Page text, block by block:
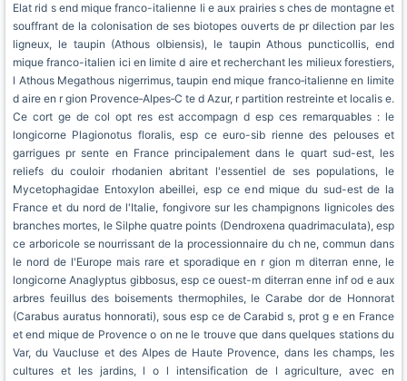
Elat rid s end mique franco-italienne li e aux prairies s ches de montagne et
souffrant de la colonisation de ses biotopes ouverts de pr dilection par les
ligneux, le taupin (Athous olbiensis), le taupin Athous puncticollis, end
mique franco-italien ici en limite d aire et recherchant les milieux forestiers,
l Athous Megathous nigerrimus, taupin end mique franco‑italienne en limite
d aire en r gion Provence‑Alpes‑C te d Azur, r partition restreinte et localis e.
Ce cort ge de col opt res est accompagn d esp ces remarquables : le
longicorne Plagionotus floralis, esp ce euro-sib rienne des pelouses et
garrigues pr sente en France principalement dans le quart sud-est, les
reliefs du couloir rhodanien abritant l'essentiel de ses populations, le
Mycetophagidae Entoxylon abeillei, esp ce end mique du sud-est de la
France et du nord de l'Italie, fongivore sur les champignons lignicoles des
branches mortes, le Silphe quatre points (Dendroxena quadrimaculata), esp
ce arboricole se nourrissant de la processionnaire du ch ne, commun dans
le nord de l'Europe mais rare et sporadique en r gion m diterran enne, le
longicorne Anaglyptus gibbosus, esp ce ouest-m diterran enne inf od e aux
arbres feuillus des boisements thermophiles, le Carabe dor de Honnorat
(Carabus auratus honnorati), sous esp ce de Carabid s, prot g e en France
et end mique de Provence o on ne le trouve que dans quelques stations du
Var, du Vaucluse et des Alpes de Haute Provence, dans les champs, les
cultures et les jardins, l o l intensification de l agriculture, avec en